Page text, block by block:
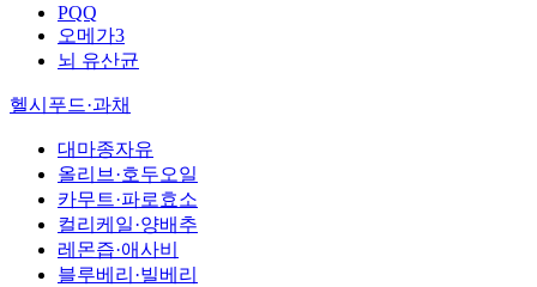
PQQ
오메가3
뇌 유산균
헬시푸드·과채
대마종자유
올리브·호두오일
카무트·파로효소
컬리케일·양배추
레몬즙·애사비
블루베리·빌베리